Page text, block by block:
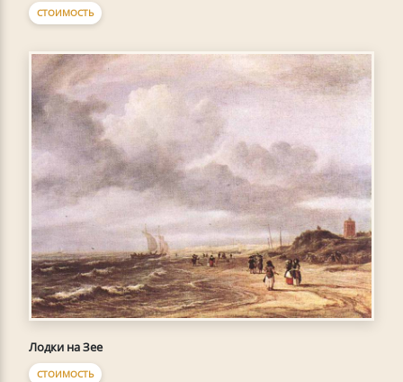
СТОИМОСТЬ
Лодки на Зее
СТОИМОСТЬ